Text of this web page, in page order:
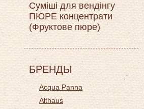
Суміші для вендінгу
ПЮРЕ концентрати
(Фруктове пюре)
БРЕНДЫ
Acqua Panna
Althaus